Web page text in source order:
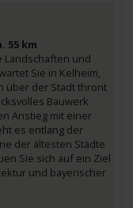
55 km
Landschaften und
Sie in Kelheim,
über der Stadt thront
Bauwerk
Anstieg mit einer
es entlang der
der ältesten Städte
Sie sich auf ein Ziel
und bayerischer